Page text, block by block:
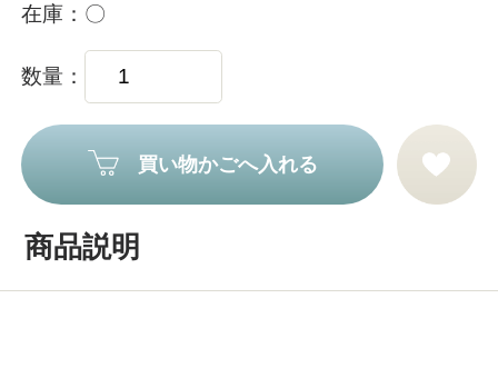
在庫 〇
数量
買い物かごへ入れる
商品説明